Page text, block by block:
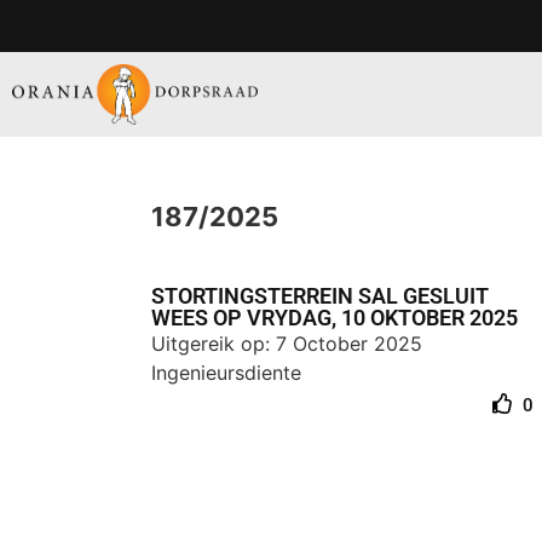
187/2025
STORTINGSTERREIN SAL GESLUIT
WEES OP VRYDAG, 10 OKTOBER 2025
Uitgereik op: 7 October 2025
Ingenieursdiente
0